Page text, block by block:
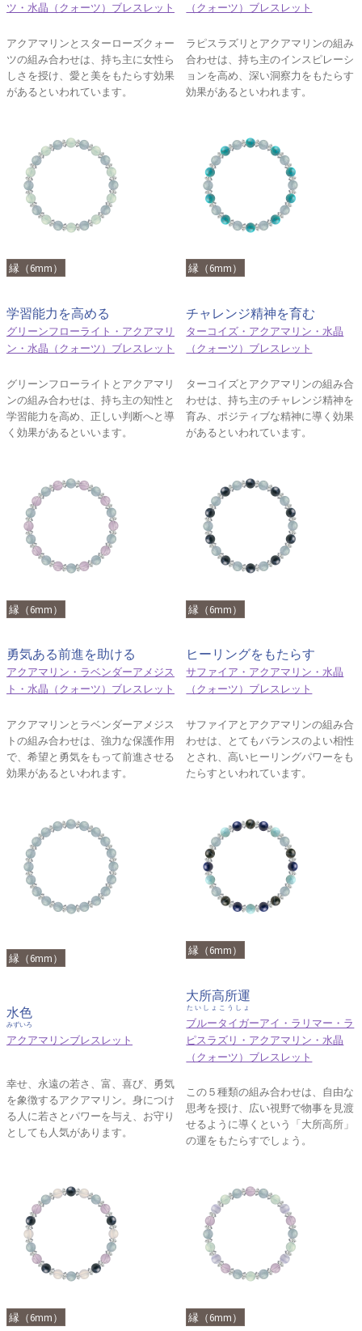
ツ・水晶（クォーツ）ブレスレット
アクアマリンとスターローズクォー
ツの組み合わせは、持ち主に女性ら
しさを授け、愛と美をもたらす効果
があるといわれています。
（クォーツ）ブレスレット
ラピスラズリとアクアマリンの組み
合わせは、持ち主のインスピレーシ
ョンを高め、深い洞察力をもたらす
効果があるといわれます。
縁（6mm）
学習能力を高める
グリーンフローライト・アクアマリ
ン・水晶（クォーツ）ブレスレット
グリーンフローライトとアクアマリ
ンの組み合わせは、持ち主の知性と
学習能力を高め、正しい判断へと導
く効果があるといいます。
縁（6mm）
チャレンジ精神を育む
ターコイズ・アクアマリン・水晶
（クォーツ）ブレスレット
ターコイズとアクアマリンの組み合
わせは、持ち主のチャレンジ精神を
育み、ポジティブな精神に導く効果
があるといわれています。
縁（6mm）
勇気ある前進を助ける
アクアマリン・ラベンダーアメジス
ト・水晶（クォーツ）ブレスレット
アクアマリンとラベンダーアメジス
トの組み合わせは、強力な保護作用
で、希望と勇気をもって前進させる
効果があるといわれます。
縁（6mm）
ヒーリングをもたらす
サファイア・アクアマリン・水晶
（クォーツ）ブレスレット
サファイアとアクアマリンの組み合
わせは、とてもバランスのよい相性
とされ、高いヒーリングパワーをも
たらすといわれています。
縁（6mm）
水色
みずいろ
アクアマリンブレスレット
幸せ、永遠の若さ、富、喜び、勇気
を象徴するアクアマリン。身につけ
る人に若さとパワーを与え、お守り
としても人気があります。
縁（6mm）
大所高所運
たいしょこうしょ
ブルータイガーアイ・ラリマー・ラ
ピスラズリ・アクアマリン・水晶
（クォーツ）ブレスレット
この５種類の組み合わせは、自由な
思考を授け、広い視野で物事を見渡
せるように導くという「大所高所」
の運をもたらすでしょう。
縁（6mm） 縁（6mm）